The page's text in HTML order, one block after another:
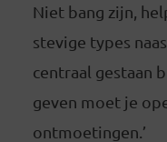
Niet bang zijn,
stevige types
centraal gestaan
geven moet je
ontmoetingen.’